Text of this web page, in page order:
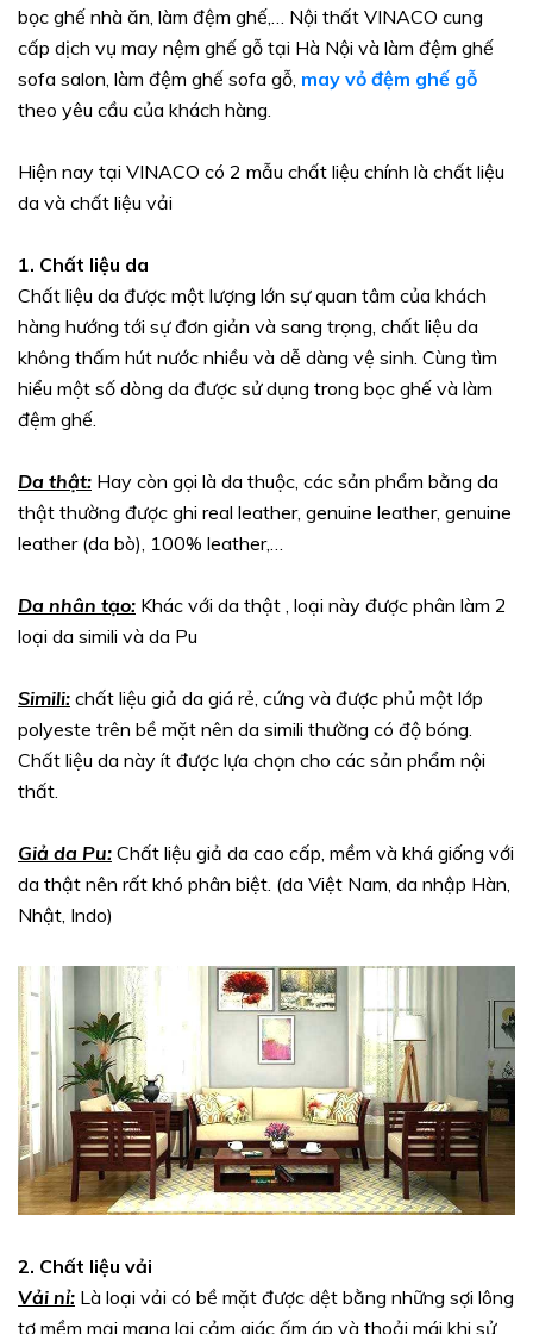
bọc ghế nhà ăn, làm đệm ghế,… Nội thất VINACO cung
cấp dịch vụ may nệm ghế gỗ tại Hà Nội và làm đệm ghế
sofa salon, làm đệm ghế sofa gỗ, may vỏ đệm ghế gỗ
theo yêu cầu của khách hàng.
Hiện nay tại VINACO có 2 mẫu chất liệu chính là chất liệu
da và chất liệu vải
1. Chất liệu da
Chất liệu da được một lượng lớn sự quan tâm của khách
hàng hướng tới sự đơn giản và sang trọng, chất liệu da
không thấm hút nước nhiều và dễ dàng vệ sinh. Cùng tìm
hiểu một số dòng da được sử dụng trong bọc ghế và làm
đệm ghế.
Da thật: Hay còn gọi là da thuộc, các sản phẩm bằng da
thật thường được ghi real leather, genuine leather, genuine
leather (da bò), 100% leather,…
Da nhân tạo: Khác với da thật , loại này được phân làm 2
loại da simili và da Pu
Simili: chất liệu giả da giá rẻ, cứng và được phủ một lớp
polyeste trên bề mặt nên da simili thường có độ bóng.
Chất liệu da này ít được lựa chọn cho các sản phẩm nội
thất.
Giả da Pu: Chất liệu giả da cao cấp, mềm và khá giống với
da thật nên rất khó phân biệt. (da Việt Nam, da nhập Hàn,
Nhật, Indo)
2. Chất liệu vải
Vải nỉ: Là loại vải có bề mặt được dệt bằng những sợi lông
tơ mềm mại mang lại cảm giác ấm áp và thoải mái khi sử